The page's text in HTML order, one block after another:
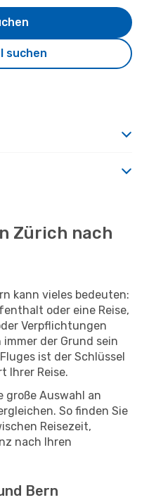
suchen
Zürich nach
kann vieles bedeuten:
oder eine Reise,
Verpflichtungen
der Grund sein
ist der Schlüssel
Ihrer Reise.
große Auswahl an
So finden Sie
Reisezeit,
nach Ihren
Bern